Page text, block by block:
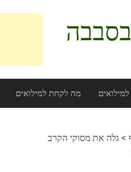
מה לקחת למילואים
>גלה את מסוקי הקרב